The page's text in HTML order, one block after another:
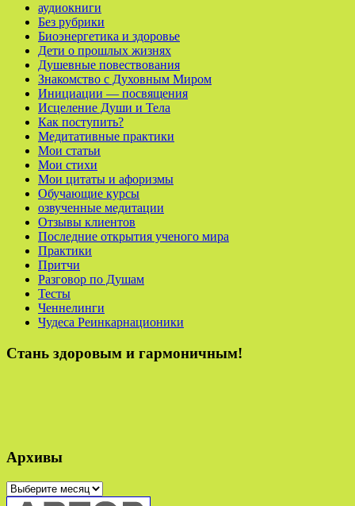
аудиокниги
Без рубрики
Биоэнергетика и здоровье
Дети о прошлых жизнях
Душевные повествования
Знакомство с Духовным Миром
Инициации — посвящения
Исцеление Души и Тела
Как поступить?
Медитативные практики
Мои статьи
Мои стихи
Мои цитаты и афоризмы
Обучающие курсы
озвученные медитации
Отзывы клиентов
Последние открытия ученого мира
Практики
Притчи
Разговор по Душам
Тесты
Ченнелинги
Чудеса Реинкарнационики
Стань здоровым и гармоничным!
Архивы
Архивы